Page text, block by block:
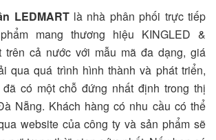
LEDMARTlà nhà phân phối trực tiếp
mang thương hiệu KINGLED &
trên cả nước với mẫu mã đa dạng, giá
qua quá trình hình thành và phát triển,
có một chỗ đứng nhất định trong thị
Nẵng. Khách hàng có nhu cầu có thể
website của công ty và sản phẩm sẽ